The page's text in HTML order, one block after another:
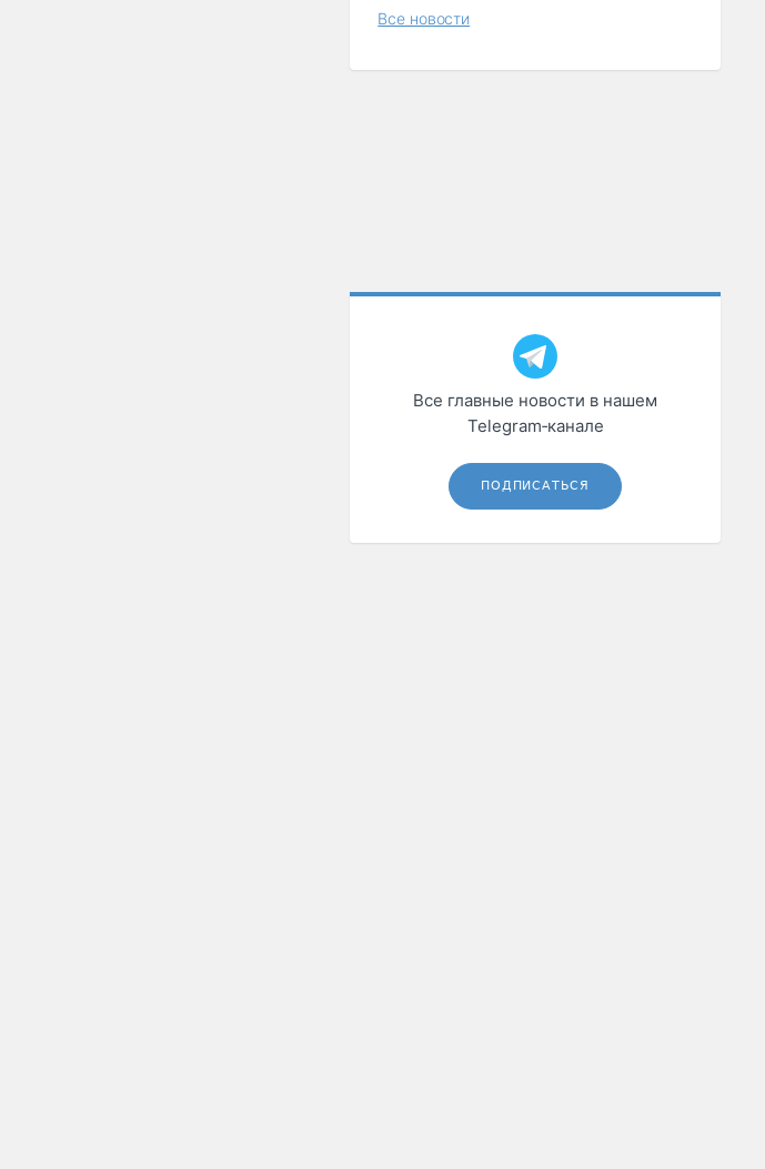
Все новости
Все главные новости в нашем
Telegram‑канале
ПОДПИСАТЬСЯ